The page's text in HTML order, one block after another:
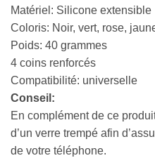
Matériel: Silicone extensible
Coloris: Noir, vert, rose,
Poids: 40 grammes
4 coins renforcés
Compatibilité: universelle
Conseil:
En complément de ce
d’un verre trempé afin
de votre téléphone.